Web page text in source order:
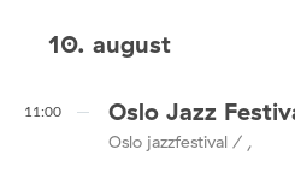
10. august
11:00 Oslo Jazz
Oslo jazzfestival / ,